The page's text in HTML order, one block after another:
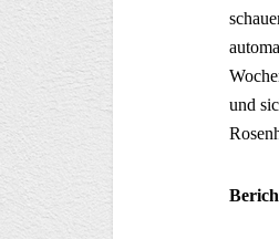
und